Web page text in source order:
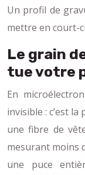
Un profil de
mettre en court-
Le grain
tue votre
En
invisible : c’est
une fibre de
mesurant moins
une puce